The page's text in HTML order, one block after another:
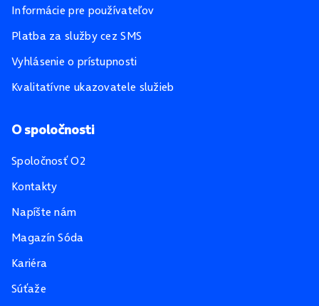
Informácie pre používateľov
Platba za služby cez SMS
Vyhlásenie o prístupnosti
Kvalitatívne ukazovatele služieb
O spoločnosti
Spoločnosť O2
Kontakty
Napíšte nám
Magazín Sóda
Kariéra
Súťaže